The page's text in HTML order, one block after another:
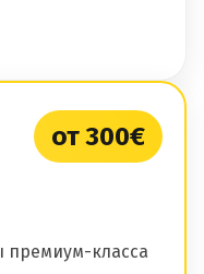
от 300€
премиум-класса